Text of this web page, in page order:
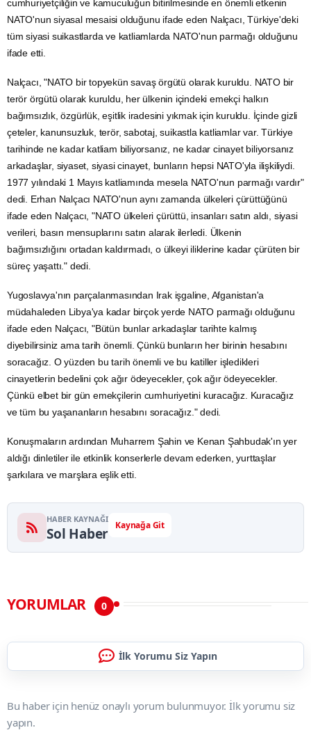
cumhuriyetçiliğin ve kamuculuğun bitirilmesinde en önemli etkenin
NATO'nun siyasal mesaisi olduğunu ifade eden Nalçacı, Türkiye'deki
tüm siyasi suikastlarda ve katliamlarda NATO'nun parmağı olduğunu
ifade etti.
Nalçacı, "NATO bir topyekün savaş örgütü olarak kuruldu. NATO bir
terör örgütü olarak kuruldu, her ülkenin içindeki emekçi halkın
bağımsızlık, özgürlük, eşitlik iradesini yıkmak için kuruldu. İçinde gizli
çeteler, kanunsuzluk, terör, sabotaj, suikastla katliamlar var. Türkiye
tarihinde ne kadar katliam biliyorsanız, ne kadar cinayet biliyorsanız
arkadaşlar, siyaset, siyasi cinayet, bunların hepsi NATO'yla ilişkiliydi.
1977 yılındaki 1 Mayıs katliamında mesela NATO'nun parmağı vardır"
dedi. Erhan Nalçacı NATO'nun aynı zamanda ülkeleri çürüttüğünü
ifade eden Nalçacı, "NATO ülkeleri çürüttü, insanları satın aldı, siyasi
verileri, basın mensuplarını satın alarak ilerledi. Ülkenin
bağımsızlığını ortadan kaldırmadı, o ülkeyi iliklerine kadar çürüten bir
süreç yaşattı." dedi.
Yugoslavya'nın parçalanmasından Irak işgaline, Afganistan'a
müdahaleden Libya'ya kadar birçok yerde NATO parmağı olduğunu
ifade eden Nalçacı, "Bütün bunlar arkadaşlar tarihte kalmış
diyebilirsiniz ama tarih önemli. Çünkü bunların her birinin hesabını
soracağız. O yüzden bu tarih önemli ve bu katiller işledikleri
cinayetlerin bedelini çok ağır ödeyecekler, çok ağır ödeyecekler.
Çünkü elbet bir gün emekçilerin cumhuriyetini kuracağız. Kuracağız
ve tüm bu yaşananların hesabını soracağız." dedi.
Konuşmaların ardından Muharrem Şahin ve Kenan Şahbudak'ın yer
aldığı dinletiler ile etkinlik konserlerle devam ederken, yurttaşlar
şarkılara ve marşlara eşlik etti.
HABER KAYNAĞI
Sol Haber Kaynağa Git
YORUMLAR 0
İlk Yorumu Siz Yapın
Bu haber için henüz onaylı yorum bulunmuyor. İlk yorumu siz
yapın.